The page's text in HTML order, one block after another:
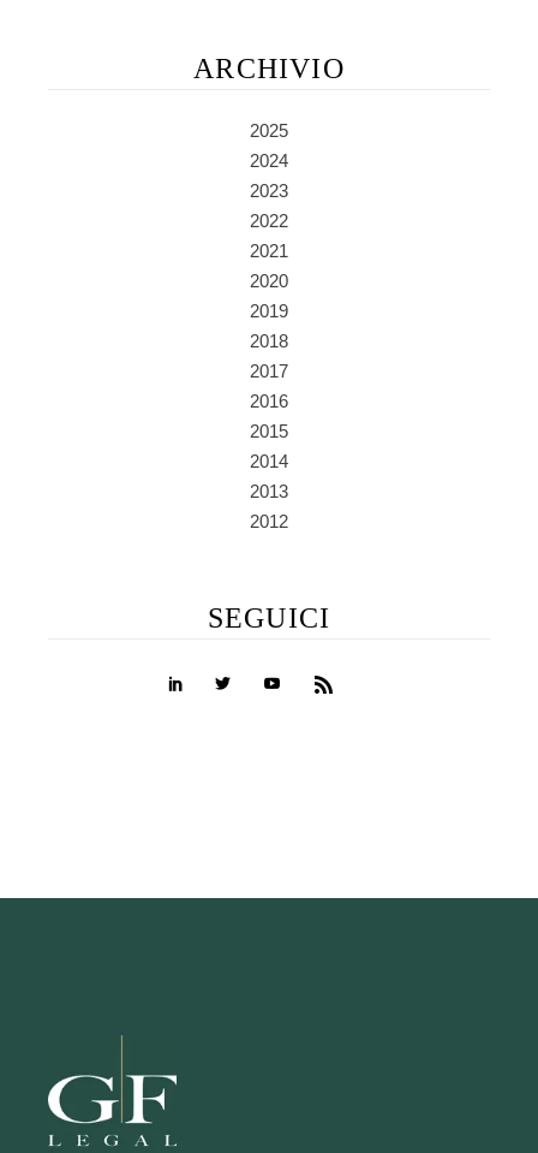
ARCHIVIO
2025
2024
2023
2022
2021
2020
2019
2018
2017
2016
2015
2014
2013
2012
SEGUICI